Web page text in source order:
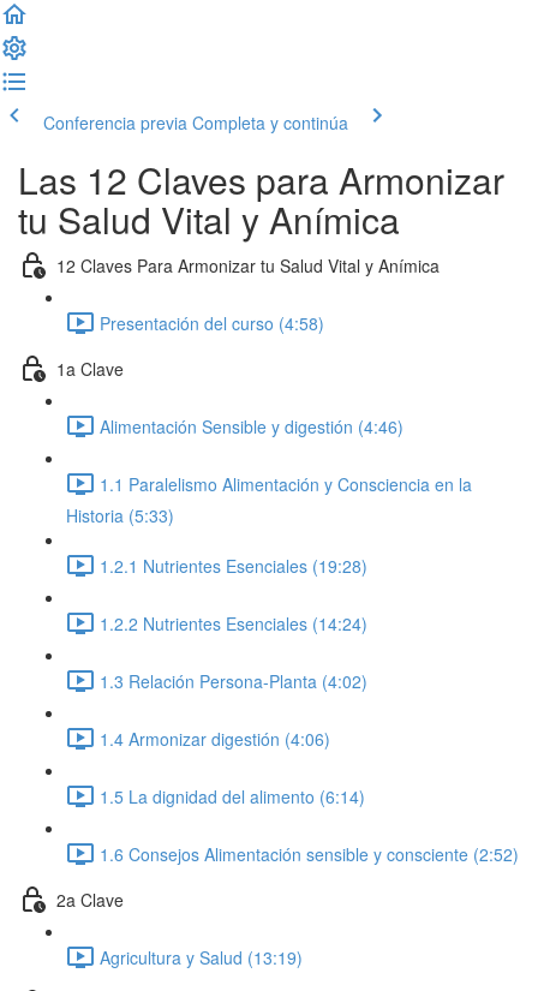
Conferencia previa Completa y continúa
Las 12 Claves para Armonizar
tu Salud Vital y Anímica
12 Claves Para Armonizar tu Salud Vital y Anímica
Presentación del curso (4:58)
1a Clave
Alimentación Sensible y digestión (4:46)
1.1 Paralelismo Alimentación y Consciencia en la
Historia (5:33)
1.2.1 Nutrientes Esenciales (19:28)
1.2.2 Nutrientes Esenciales (14:24)
1.3 Relación Persona-Planta (4:02)
1.4 Armonizar digestión (4:06)
1.5 La dignidad del alimento (6:14)
1.6 Consejos Alimentación sensible y consciente (2:52)
2a Clave
Agricultura y Salud (13:19)